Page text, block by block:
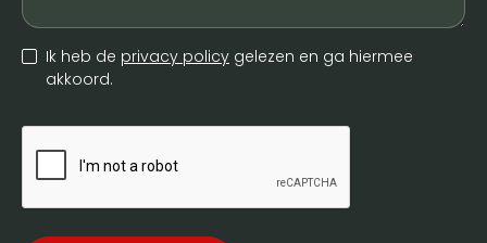
Ik heb de privacy policy gelezen en ga hiermee
akkoord.